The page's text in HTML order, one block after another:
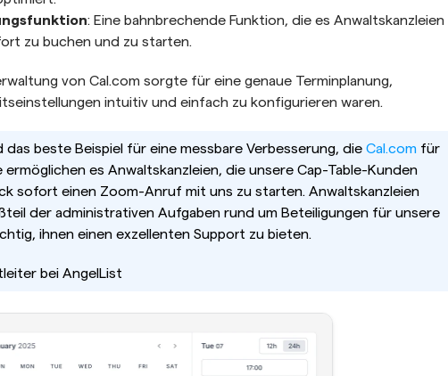
: Eine bahnbrechende Funktion, die es Anwaltskanzleien
zu buchen und zu starten.
von Cal.com sorgte für eine genaue Terminplanung,
intuitiv und einfach zu konfigurieren waren.
beste Beispiel für eine messbare Verbesserung, die Cal.com für
ermöglichen es Anwaltskanzleien, die unsere Cap-Table-Kunden
sofort einen Zoom-Anruf mit uns zu starten. Anwaltskanzleien
der administrativen Aufgaben rund um Beteiligungen für unsere
ihnen einen exzellenten Support zu bieten.
bei AngelList